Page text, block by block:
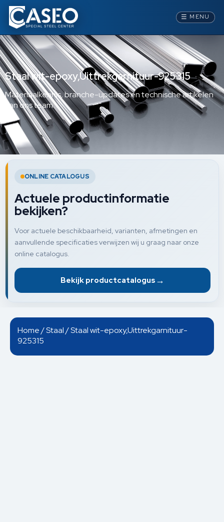
☰ MENU
Staal wit-epoxy,Uittrekgarnituur-925315
Materiaalkennis, branche-updates en technische artikelen
van ons team.
ONLINE CATALOGUS
Actuele productinformatie
bekijken?
Voor actuele beschikbaarheid, varianten, afmetingen en
aanvullende specificaties verwijzen wij u graag naar onze
online catalogus.
Bekijk productcatalogus →
Home/Staal/ Staal wit-epoxy,Uittrekgarnituur-
925315